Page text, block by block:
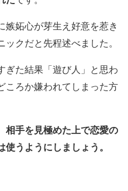
嫉妬心が芽生え好意を惹き
クだと先程述べました。
ぎた結果「遊び人」と思わ
ころか嫌われてしまった方
相手を見極めた上で恋愛の
うようにしましょう。